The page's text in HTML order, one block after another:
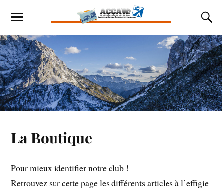
La Boutique
Pour mieux identifier notre club !
Retrouvez sur cette page les différents articles à l’effigie